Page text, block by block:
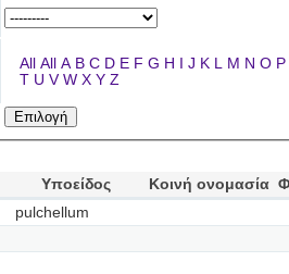
All All A B C D E F G H I J K L M N O P
T U V W X Y Z
Υποείδος Κοινή ονομασία
pulchellum